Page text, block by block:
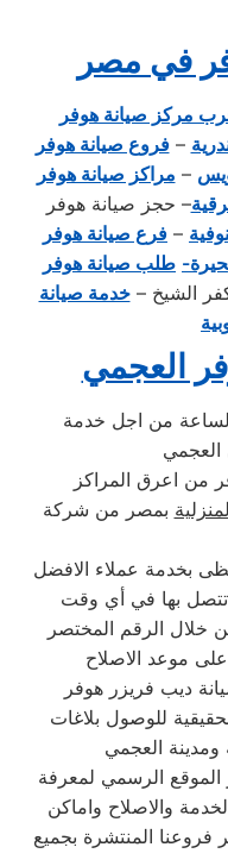
في مصر
مركز صيانة هوفر
–فروع صيانة هوفر
– مراكز صيانة هوفر
– حجز صيانة هوفر
– فرع صيانة هوفر
طلب صيانة هوفر
الشيخ –خدمة صيانة
العجمي
العجمي
من اعرق المراكز
بمصر من شركة
بخدمة عملاء الافضل
بها في أي وقت
خلال الرقم المختصر
على موعد الاصلاح
ديب فريزر هوفر
للوصول بلاغات
العجمي
الموقع الرسمي لمعرفة
والاصلاح واماكن
فروعنا المنتشرة بجميع